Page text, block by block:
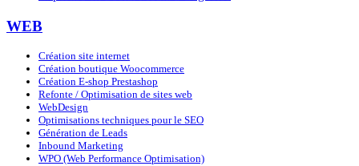
WEB
Création site internet
Création boutique Woocommerce
Création E-shop Prestashop
Refonte / Optimisation de sites web
WebDesign
Optimisations techniques pour le SEO
Génération de Leads
Inbound Marketing
WPO (Web Performance Optimisation)